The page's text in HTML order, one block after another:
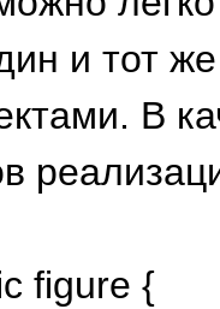
и тот
В
figure {